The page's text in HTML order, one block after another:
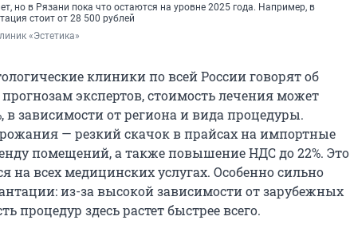
но в Рязани пока что остаются на уровне 2025 года. Например, в
стоит от 28 500 рублей
«Эстетика»
клиники по всей России говорят об
экспертов, стоимость лечения может
в зависимости от региона и вида процедуры.
— резкий скачок в прайсах на импортные
помещений, а также повышение НДС до 22%. Это
на всех медицинских услугах. Особенно сильно
из-за высокой зависимости от зарубежных
процедур здесь растет быстрее всего.